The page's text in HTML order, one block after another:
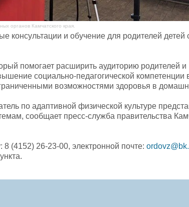
органов Камчатского края.
консультации и обучение для родителей детей
помогает расширить аудиторию родителей и
социально-педагогической компетенции
возможностями здоровья в
по адаптивной физической культуре
сообщает пресс-служба правительства
(4152) 26-23-00, электронной почте: